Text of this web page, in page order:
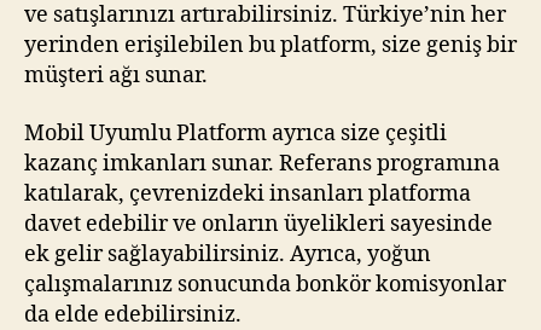
ve satışlarınızı artırabilirsiniz. Türkiye’nin her
yerinden erişilebilen bu platform, size geniş bir
müşteri ağı sunar.
Mobil Uyumlu Platform ayrıca size çeşitli
kazanç imkanları sunar. Referans programına
katılarak, çevrenizdeki insanları platforma
davet edebilir ve onların üyelikleri sayesinde
ek gelir sağlayabilirsiniz. Ayrıca, yoğun
çalışmalarınız sonucunda bonkör komisyonlar
da elde edebilirsiniz.